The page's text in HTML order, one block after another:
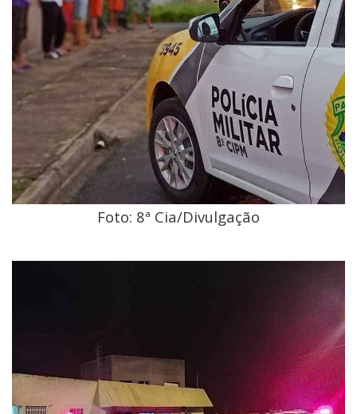
Foto: 8ª Cia/Divulgação